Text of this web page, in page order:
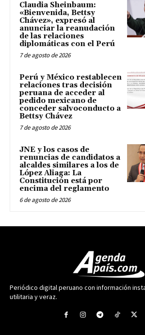
Claudia Sheinbaum:
«Bienvenida, Bettsy
Chávez», expresó al
anunciar la reanudación
de las relaciones
diplomáticas con el Perú
7 de agosto de 2026
Perú y México restablecen
relaciones tras decisión
peruana de acceder al
pedido mexicano de
conceder salvoconducto a
Bettsy Chávez
7 de agosto de 2026
JNE y los casos de
renuncias de candidatos a
alcaldes similares a los de
López Aliaga: La
Constitución está por
encima del reglamento
6 de agosto de 2026
Periódico digital peruano con información
utilitaria y veraz.